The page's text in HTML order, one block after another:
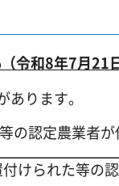
令和8年7月21
ります。
の認定農業者
けられた等の